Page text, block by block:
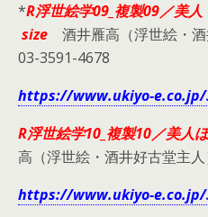
*R浮世絵学09_複製09／美
size 酒井雁高（浮世絵・
03-3591-4678
https://www.ukiyo-e.co.jp/
R浮世絵学10_複製10／美
高（浮世絵・酒井好古堂主
https://www.ukiyo-e.co.jp/